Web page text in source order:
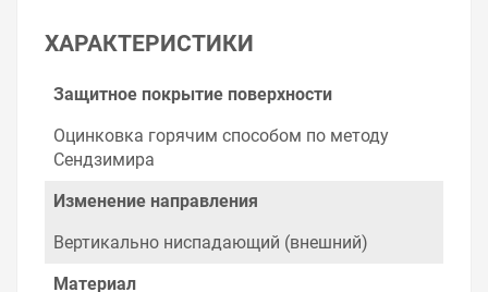
Ширина: 500мм
Угол отклонения: 90°
Обращаем Ваше внимание, что размещенная на
является офертой, наличие и стоимость оборудования
удовольствием помогут Вам в выборе оборудования и
ХАРАКТЕРИСТИКИ
Защитное покрытие поверхности
Оцинковка горячим способом по методу
Сендзимира
Изменение направления
Вертикально ниспадающий (внешний)
Материал